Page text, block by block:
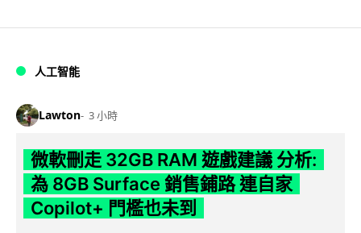
人工智能
Lawton 3 小時
微軟刪走 32GB RAM 遊戲建議 分析:
為 8GB Surface 銷售鋪路 連自家
Copilot+ 門檻也未到